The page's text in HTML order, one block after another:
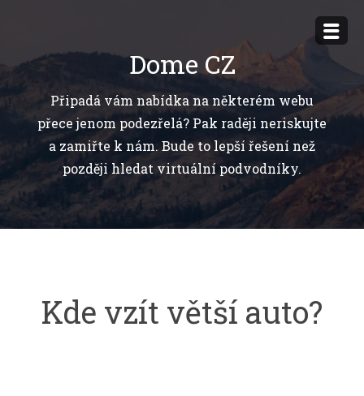
obsahu
Dome CZ
Připadá vám nabídka na některém webu
přece jenom podezřelá? Pak raději neriskujte
a zamiřte k nám. Bude to lepší řešení než
později hledat virtuální podvodníky.
Kde vzít větší auto?